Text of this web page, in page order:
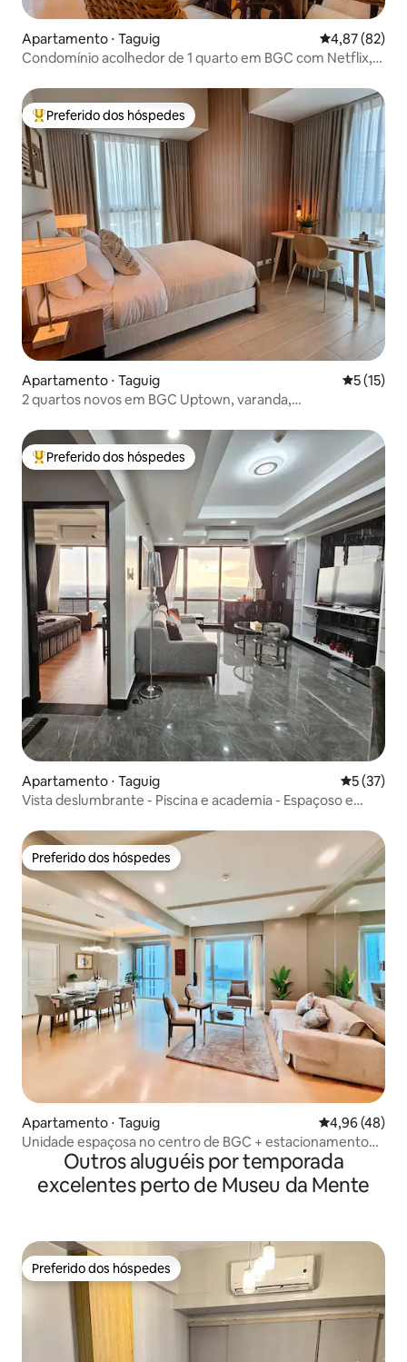
Apartamento ⋅ Taguig 4,87 de uma
4,87 (82)
Condomínio acolhedor de 1 quarto em BGC com Netflix,
Entre os melhores preferidos dos hóspedes
Preferido dos hóspedes
Apartamento ⋅ Taguig 5 de uma
5 (15)
2 quartos novos em BGC Uptown, varanda,
Entre os melhores preferidos dos hóspedes
Preferido dos hóspedes
Apartamento ⋅ Taguig 5 de uma
5 (37)
Vista deslumbrante - Piscina e academia - Espaçoso e
Preferido dos hóspedes
Preferido dos hóspedes
Apartamento ⋅ Taguig 4,96 de uma
4,96 (48)
Unidade espaçosa no centro de BGC + estacionamento
gratuitoOutros aluguéis por temporada
excelentes perto de Museu da Mente
Preferido dos hóspedes
Preferido dos hóspedes